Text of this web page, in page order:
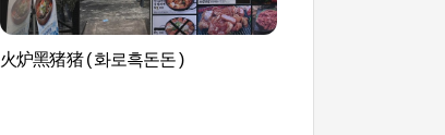
火炉黑猪猪 ( 화로흑돈돈 )